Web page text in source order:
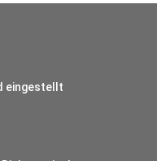
eingestellt